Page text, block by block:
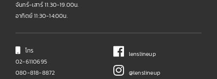
จันทร์-เสาร์ 11.30-19.00น.
อาทิตย์ 11:30-14:00น.
โทร
02-6110695
080-818-8872
lenslineup
@lenslineup